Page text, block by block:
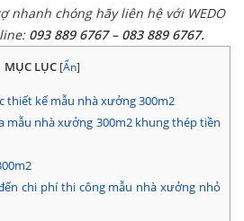
nhanh chóng hãy liên hệ với WEDO
093 889 6767 – 083 889 6767.
MỤC LỤC [Ẩn]
thiết kế mẫu nhà xưởng 300m2
mẫu nhà xưởng 300m2 khung thép tiền
chi phí thi công mẫu nhà xưởng nhỏ